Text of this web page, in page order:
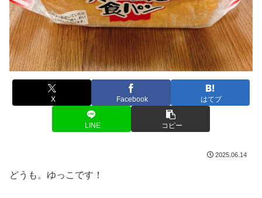
X Facebook はてブ
LINE コピー
2025.06.14
どうも。ゆっこです！